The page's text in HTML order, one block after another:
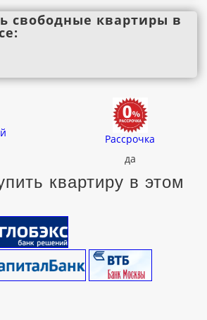
свободные квартиры в
Рассрочка
да
квартиру в этом